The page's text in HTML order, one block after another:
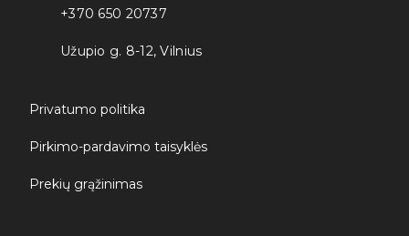
+370 650 20737
Užupio g. 8-12, Vilnius
Privatumo politika
Pirkimo-pardavimo taisyklės
Prekių grąžinimas